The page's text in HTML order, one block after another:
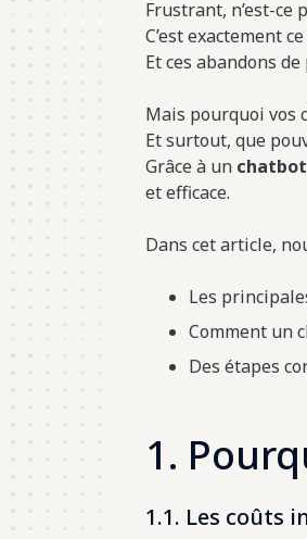
Frustrant, n’est-ce
C’est exactement
Et ces abandons
Mais pourquoi vos
Et surtout, que
Grâce à un
et efficace.
Dans cet article,
Les
Comment un
Des étapes
1.
1.1. Les coûts